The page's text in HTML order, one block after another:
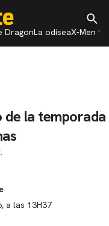
DragonLa odiseaX-Men 97
de la temporada
a las 13H37